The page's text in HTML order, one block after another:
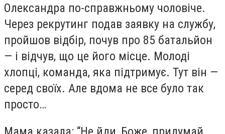
Олександра по-справжньому чоловіче.
Через рекрутинг подав заявку на службу,
пройшов відбір, почув про 85 батальйон
— і відчув, що це його місце. Молоді
хлопці, команда, яка підтримує. Тут він —
серед своїх. Але вдома не все було так
просто…